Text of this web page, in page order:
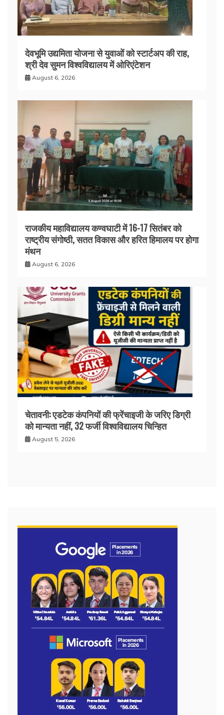
देवभूमि उद्यमिता योजना से युवाओं को स्टार्टअप की राह,
श्री देव सुमन विश्वविद्यालय में ओरिएंटेशन
August 6, 2026
राजकीय महाविद्यालय कण्वघाटी में 16-17 सितंबर को
राष्ट्रीय संगोष्ठी, सतत विकास और हरित हिमालय पर होगा
मंथन
August 6, 2026
चेतावनी: एडटेक कंपनियों की फ्रेंचाइजी के जरिए डिग्री
को मान्यता नहीं, 32 फर्जी विश्वविद्यालय चिन्हित
August 5, 2026